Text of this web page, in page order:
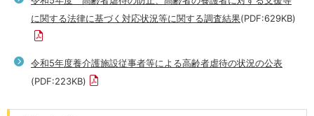
に関する法律に基づく対応状況等に関する調査結果(PDF:629KB)
令和5年度養介護施設従事者等による高齢者虐待の状況の公表
(PDF:223KB)